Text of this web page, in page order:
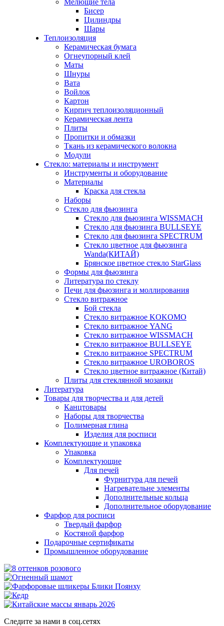
Мелющие тела
Бисер
Цилиндры
Шары
Теплоизоляция
Керамическая бумага
Огнеупорный клей
Маты
Шнуры
Вата
Войлок
Картон
Кирпич теплоизоляционный
Керамическая лента
Плиты
Пропитки и обмазки
Ткань из керамического волокна
Модули
Стекло: материалы и инструмент
Инструменты и оборудование
Материалы
Краска для стекла
Наборы
Стекло для фьюзинга
Стекло для фьюзинга WISSMACH
Стекло для фьюзинга BULLSEYE
Стекло для фьюзинга SPECTRUM
Стекло цветное для фьюзинга
Wanda(КИТАЙ)
Брянское цветное стекло StarGlass
Формы для фьюзинга
Литература по стеклу
Печи для фьюзинга и моллирования
Стекло витражное
Бой стекла
Стекло витражное KOKOMO
Стекло витражное YANG
Стекло витражное WISSMACH
Стекло витражное BULLSEYE
Стекло витражное SPECTRUM
Стекло витражное UROBOROS
Стекло цветное витражное (Китай)
Плиты для стеклянной мозаики
Литература
Товары для творчества и для детей
Канцтовары
Наборы для творчества
Полимерная глина
Изделия для росписи
Комплектующие и упаковка
Упаковка
Комплектующие
Для печей
Фурнитура для печей
Нагревательне элементы
Дополнительные кольца
Дополнительное оборудование
Фарфор для росписи
Твердый фарфор
Костяной фарфор
Подарочные сертификаты
Промышленное оборудование
Следите за нами в соц.сетях